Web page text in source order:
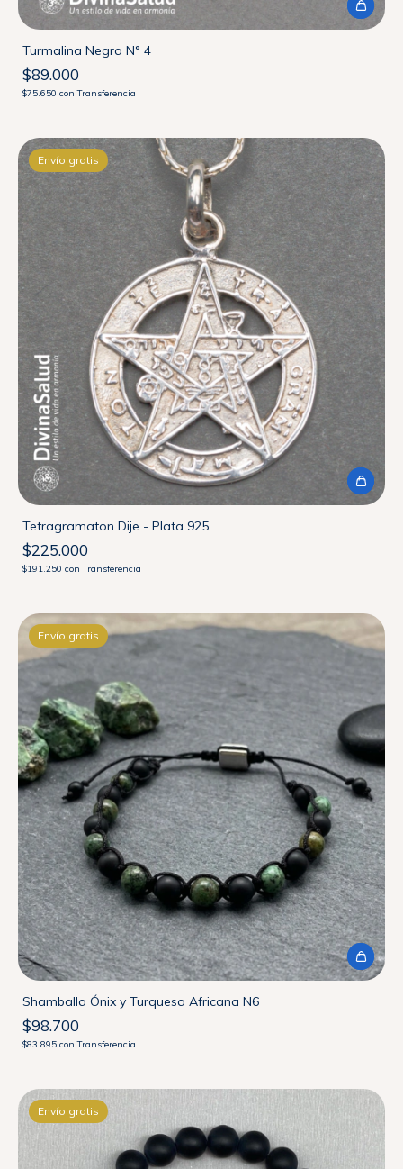
Turmalina Negra N° 4
$89.000
$75.650 con Transferencia
Envío gratis
Tetragramaton Dije - Plata 925
$225.000
$191.250 con Transferencia
Envío gratis
Shamballa Ónix y Turquesa Africana N6
$98.700
$83.895 con Transferencia
Envío gratis